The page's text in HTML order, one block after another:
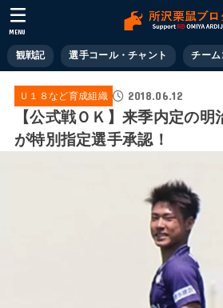
観戦記 選手コール・チャント チーム
MENU
Ｕ１８など育成組織 2018.06.12
【公式戦ＯＫ】来季内定の
が特別指定選手承認！